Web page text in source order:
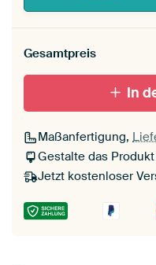
Gesamtpreis
In
Maßanfertigung,
Gestalte das
Jetzt kostenloser